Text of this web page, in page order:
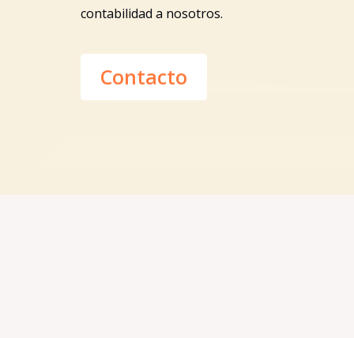
contabilidad a nosotros.
Contacto